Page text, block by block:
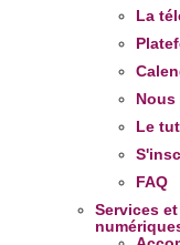
La
Le
FAQ
Services